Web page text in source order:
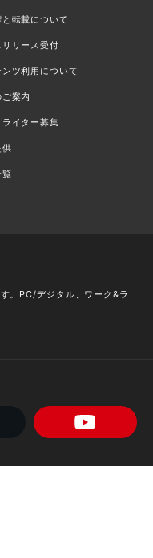
転載について
リリース受付
ンツ利用について
案内
イター募集
供
覧
。PC/デジタル、ワーク&ラ